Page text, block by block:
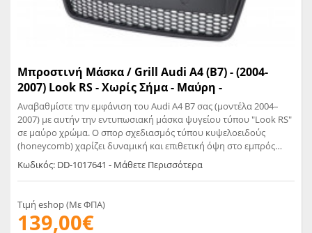
Μπροστινή Μάσκα / Grill Audi A4 (B7) - (2004-
2007) Look RS - Χωρίς Σήμα - Μαύρη -
Αναβαθμίστε την εμφάνιση του Audi A4 B7 σας (μοντέλα 2004–
2007) με αυτήν την εντυπωσιακή μάσκα ψυγείου τύπου "Look RS"
σε μαύρο χρώμα. Ο σπορ σχεδιασμός τύπου κυψελοειδούς
(honeycomb) χαρίζει δυναμική και επιθετική όψη στο εμπρός
μέρος του οχήματος, ενισχύοντας παράλληλα την ροή αέρα προς
τον κινητήρα. Χαρακτηριστικά: Συμβατότητα: Audi A4 B7 Sedan &
Cabrio (2004–2007) Χρώμα: Μαύρο (ματ) Υλικό: Ανθεκτικό
πλαστικό ABS υψηλής ποιότητας Χωρίς σήμα Audi για πιο “clean
look” Αντικαθιστά άμεσα την εργοστασιακή μάσκα, χωρίς
τροποποιήσεις Δεν είναι κατάλληλη για οχήματα με S-Line ή RS4
Κωδικός: DD-1017641 - Μάθετε Περισσότερα
Τιμή eshop (Με ΦΠΑ)
139,00€